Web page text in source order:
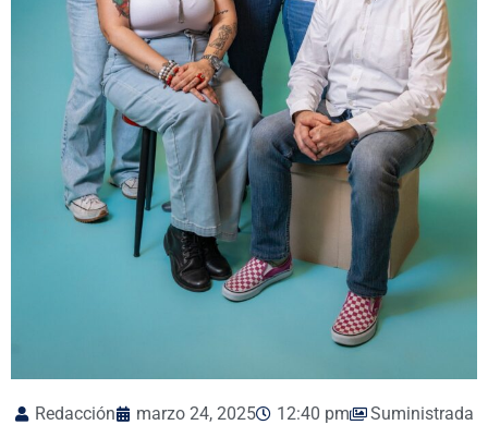
Redacción marzo 24, 2025 12:40 pm Suministrada